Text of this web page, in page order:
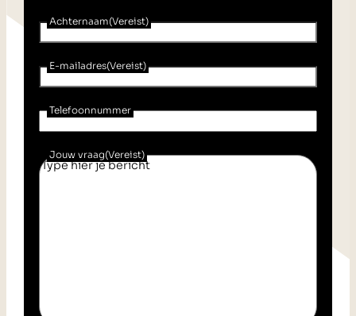
Achternaam(Vereist)
E-mailadres(Vereist)
Telefoonnummer
Jouw vraag(Vereist)